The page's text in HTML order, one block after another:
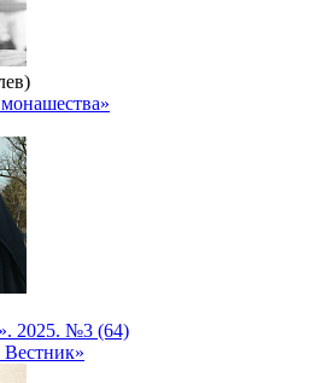
2025. №3 (64)